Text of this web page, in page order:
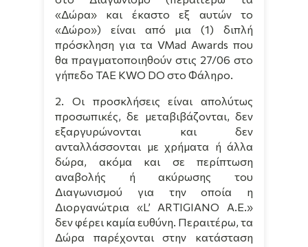
«Δώρα» και έκαστο εξ αυτών το
«Δώρο») είναι από μια (1) διπλή
πρόσκληση για τα VMad Awards που
θα πραγματοποιηθούν στις 27/06 στο
γήπεδο TAE KWO DO στο Φάληρο.
2. Οι προσκλήσεις είναι απολύτως
προσωπικές, δε μεταβιβάζονται, δεν
εξαργυρώνονται και δεν
ανταλλάσσονται με χρήματα ή άλλα
δώρα, ακόμα και σε περίπτωση
αναβολής ή ακύρωσης του
Διαγωνισμού για την οποία η
Διοργανώτρια «L’ ARTIGIANO A.E.»
δεν φέρει καμία ευθύνη. Περαιτέρω, τα
Δώρα παρέχονται στην κατάσταση